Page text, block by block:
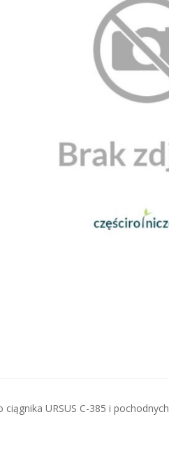
ciągnika URSUS C-385 i pochodnych